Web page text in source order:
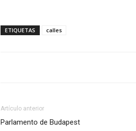
ETIQUETAS calles
Artículo anterior
Parlamento de Budapest